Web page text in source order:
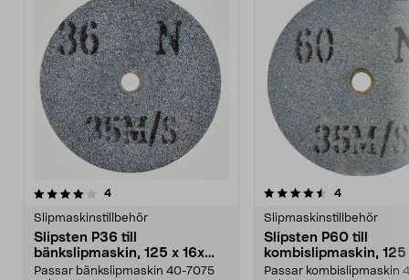
4recensioner
Slipmaskinstillbehör
Slipsten P36 till
bänkslipmaskin, 125 x 16x
12,7 mm
Passar bänkslipmaskin 40-7075
4.5av 5 stjärnor 4recensioner
Slipmaskinstillbehör
Slipsten P60 till
kombislipmaskin, 125
12,7 mm
Passar kombislipmaskin
0.0 av 5 stjärnor